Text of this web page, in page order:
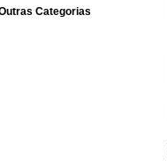
Categorias